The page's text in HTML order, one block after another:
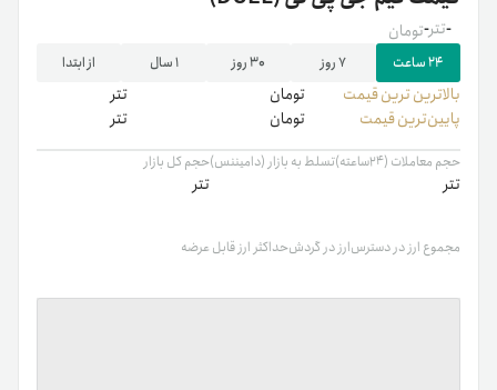
-تومان -تتر
۲۴ ساعت ۷ روز ۳۰ روز ۱ سال از ابتدا
بالاترین ‌ترین قیمت تومان
تتر
پایین‌ترین قیمت
تومان تتر
حجم معاملات (۲۴ساعته)
تتر
تسلط به بازار (دامیننس)حجم کل بازار
تتر
مجموع ارز در دسترسارز در گردشحداکثر ارز قابل عرضه